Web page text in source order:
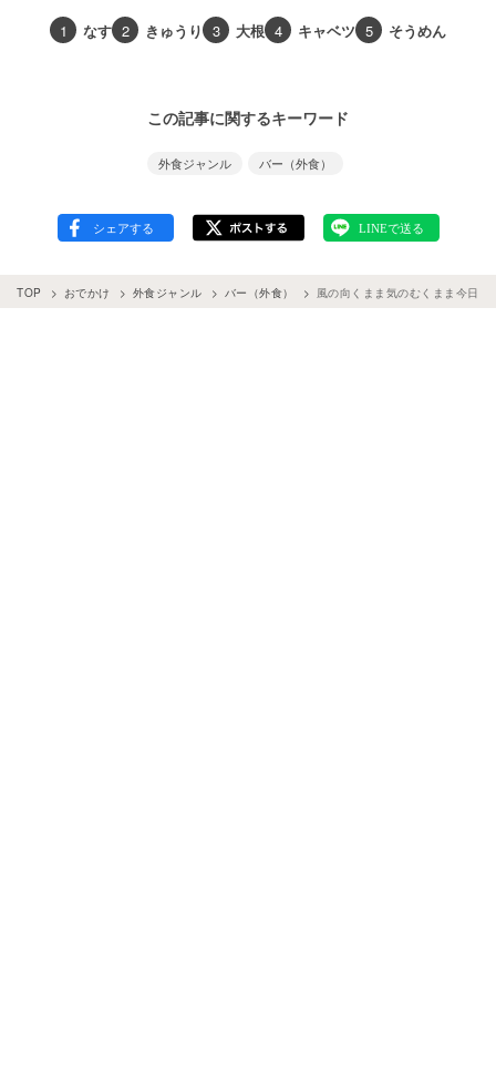
1 なす 2 きゅうり 3 大根 4 キャベツ 5 そうめん
この記事に関するキーワード
外食ジャンル バー（外食）
TOP おでかけ 外食ジャンル バー（外食） 風の向くまま気のむくまま今日